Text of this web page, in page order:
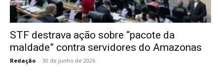
STF destrava ação sobre “pacote da
maldade” contra servidores do Amazonas
Redação - 30 de junho de 2026